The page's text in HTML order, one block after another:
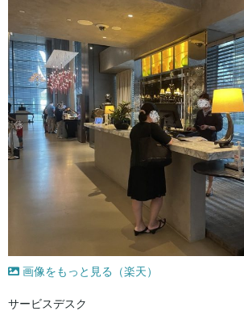
画像をもっと見る（楽天）
サービスデスク